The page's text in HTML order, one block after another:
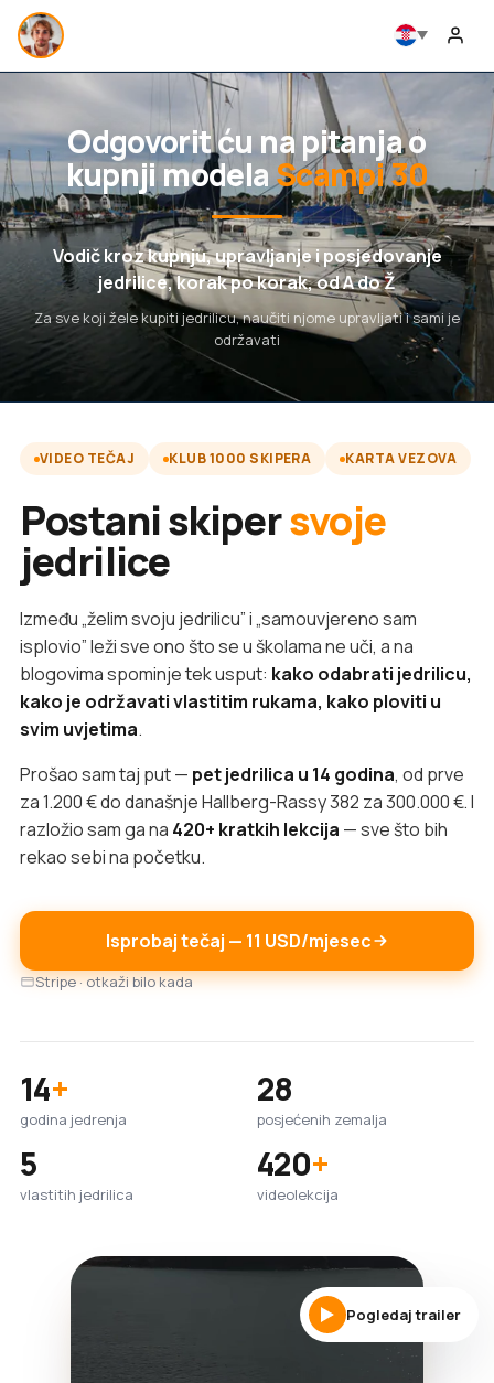
Odgovorit ću na pitanja o
kupnji modelaScampi 30
Vodič kroz kupnju, upravljanje i posjedovanje
jedrilice, korak po korak, od A do Ž
Za sve koji žele kupiti jedrilicu, naučiti njome upravljati i sami je
održavati
VIDEO TEČAJ KLUB 1000 SKIPERA KARTA VEZOVA
Postani skipersvoje
jedrilice
Između „želim svoju jedrilicu” i „samouvjereno sam
isplovio” leži sve ono što se u školama ne uči, a na
blogovima spominje tek usput: kako odabrati jedrilicu,
kako je održavati vlastitim rukama, kako ploviti u
svim uvjetima.
Prošao sam taj put — pet jedrilica u 14 godina, od prve
za 1.200 € do današnje Hallberg-Rassy 382 za 300.000 €. I
razložio sam ga na 420+ kratkih lekcija — sve što bih
rekao sebi na početku.
Isprobaj tečaj — 11 USD/mjesec
Stripe · otkaži bilo kada
14+
godina jedrenja
28
posjećenih zemalja
5
vlastitih jedrilica
420+
videolekcija
Pogledaj trailer